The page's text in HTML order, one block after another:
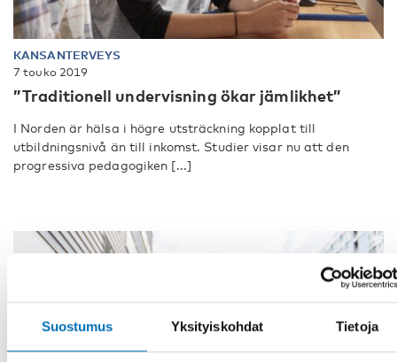
Suostumus Yksityiskohdat Tietoja
KANSANTERVEYS
7 touko 2019
”Traditionell undervisning ökar jämlikhet”
I Norden är hälsa i högre utsträckning kopplat till
utbildningsnivå än till inkomst. Studier visar nu att den
progressiva pedagogiken [...]